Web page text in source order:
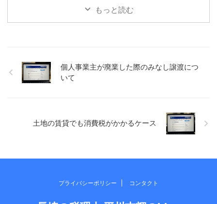
ことなど書いてみます。 小さ
おいても、すぐ取り掛かれな
いとしても、とりあえず資料
ませんが、あれやこれやとい
ろんなことを考えるような時
間にはなりません。いまのと
れもこれもとできないので、
すが。。 ふとしたアイデア ...
もっと読む
個人事業主が廃業した際のみなし譲渡につ
いて
土地の賃貸でも消費税がかかるケース
プライバシーポリシー コンタクト